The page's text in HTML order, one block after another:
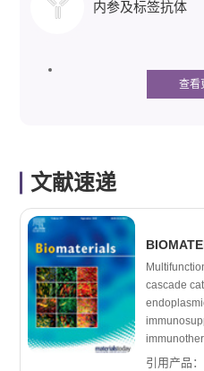
内参及标签抗体
查看
文献速递
cascade
引用产品：